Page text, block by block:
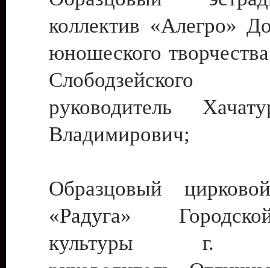
коллектив «Алегро»
юношеского
руководитель
Владимирович;
Образцовый
«Радуга»
культуры г.